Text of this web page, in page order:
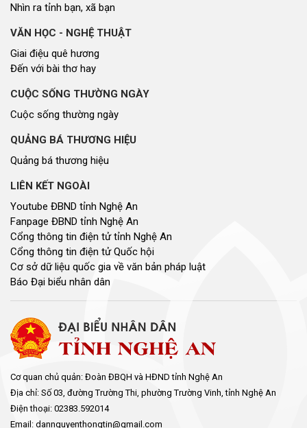
Nhìn ra tỉnh bạn, xã bạn
VĂN HỌC - NGHỆ THUẬT
Giai điệu quê hương
Đến với bài thơ hay
CUỘC SỐNG THƯỜNG NGÀY
Cuộc sống thường ngày
QUẢNG BÁ THƯƠNG HIỆU
Quảng bá thương hiệu
LIÊN KẾT NGOÀI
Youtube ĐBND tỉnh Nghệ An
Fanpage ĐBND tỉnh Nghệ An
Cổng thông tin điện tử tỉnh Nghệ An
Cổng thông tin điện tử Quốc hội
Cơ sở dữ liệu quốc gia về văn bản pháp luật
Báo Đại biểu nhân dân
Cơ quan chủ quản: Đoàn ĐBQH và HĐND tỉnh Nghệ An
Địa chỉ: Số 03, đường Trường Thi, phường Trường Vinh, tỉnh Nghệ An
Điện thoại: 02383.592014
Email: dannguyenthongtin@gmail.com